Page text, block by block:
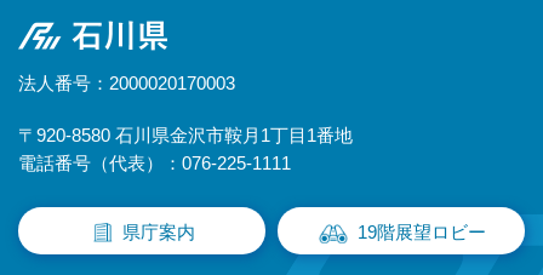
石川県
法人番号：2000020170003
〒920-8580 石川県金沢市鞍月1丁目1番地
電話番号（代表）：076-225-1111
県庁案内 19階展望ロビー